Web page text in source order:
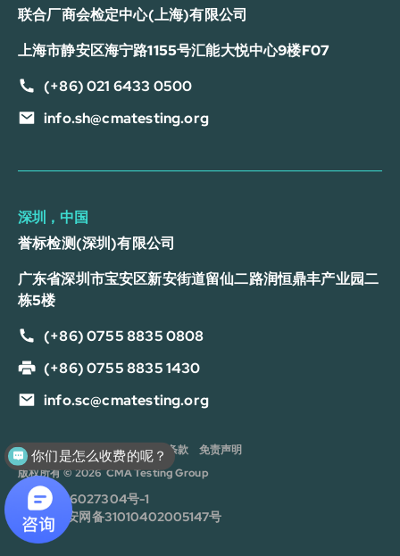
联合厂商会检定中心(上海)有限公司
上海市静安区海宁路1155号汇能大悦中心9楼F07
(+86) 021 6433 0500
info.sh@cmatesting.org
深圳，中国
誉标检测(深圳)有限公司
广东省深圳市宝安区新安街道留仙二路润恒鼎丰产业园二
栋5楼
(+86) 0755 8835 0808
(+86) 0755 8835 1430
info.sc@cmatesting.org
版权所有 © 2026 CMA Testing Group
沪ICP备16027304号-1
沪公安网备31010402005147号
隐私政策 Cookie 政策 服务条款 免责声明
可以介绍下测试服务么？
你们是怎么收费的呢？
请问有什么可以帮您？
现在咨询 稍后再说